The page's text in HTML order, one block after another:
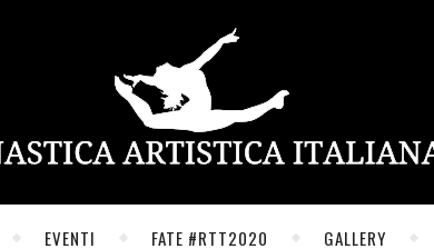
EVENTI FATE #RTT2020 GALLERY